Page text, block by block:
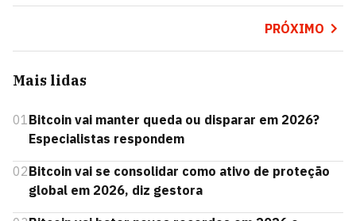
PRÓXIMO
Mais lidas
01Bitcoin vai manter queda ou disparar em 2026?
Especialistas respondem
02Bitcoin vai se consolidar como ativo de proteção
global em 2026, diz gestora